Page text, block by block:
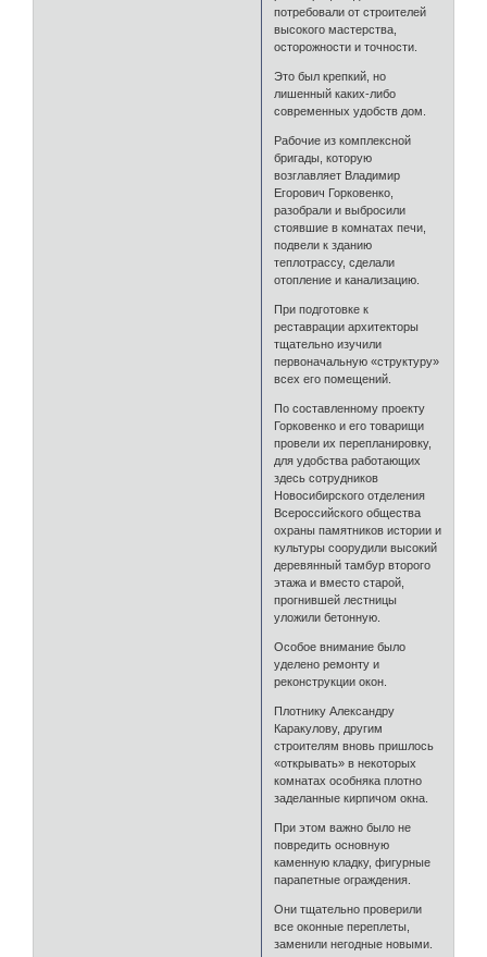
потребовали от строителей
высокого мастерства,
осторожности и точности.
Это был крепкий, но
лишенный каких-либо
современных удобств дом.
Рабочие из комплексной
бригады, которую
возглавляет Владимир
Егорович Горковенко,
разобрали и выбросили
стоявшие в комнатах печи,
подвели к зданию
теплотрассу, сделали
отопление и канализацию.
При подготовке к
реставрации архитекторы
тщательно изучили
первоначальную «структуру»
всех его помещений.
По составленному проекту
Горковенко и его товарищи
провели их перепланировку,
для удобства работающих
здесь сотрудников
Новосибирского отделения
Всероссийского общества
охраны памятников истории и
культуры соорудили высокий
деревянный тамбур второго
этажа и вместо старой,
прогнившей лестницы
уложили бетонную.
Особое внимание было
уделено ремонту и
реконструкции окон.
Плотнику Александру
Каракулову, другим
строителям вновь пришлось
«открывать» в некоторых
комнатах особняка плотно
заделанные кирпичом окна.
При этом важно было не
повредить основную
каменную кладку, фигурные
парапетные ограждения.
Они тщательно проверили
все оконные переплеты,
заменили негодные новыми.